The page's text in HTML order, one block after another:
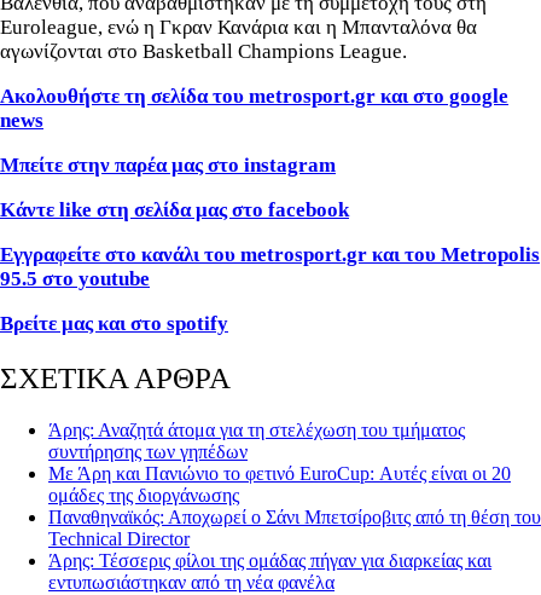
Euroleague, ενώ η Γκραν Κανάρια και η Μπανταλόνα θα
αγωνίζονται στο Basketball Champions League.
Ακολουθήστε τη σελίδα του metrosport.gr και στο google
news
Μπείτε στην παρέα μας στο instagram
Κάντε like στη σελίδα μας στο facebook
Εγγραφείτε στο κανάλι του metrosport.gr και του Metropolis
95.5 στο youtube
Βρείτε μας και στο spotify
ΣΧΕΤΙΚΑ ΑΡΘΡΑ
Άρης: Αναζητά άτομα για τη στελέχωση του τμήματος
συντήρησης των γηπέδων
Με Άρη και Πανιώνιο το φετινό EuroCup: Αυτές είναι οι 20
ομάδες της διοργάνωσης
Παναθηναϊκός: Αποχωρεί ο Σάνι Μπετσίροβιτς από τη θέση του
Technical Director
Άρης: Τέσσερις φίλοι της ομάδας πήγαν για διαρκείας και
εντυπωσιάστηκαν από τη νέα φανέλα